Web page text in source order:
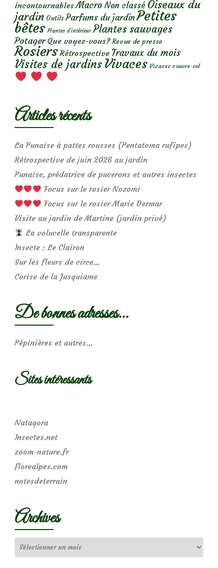
incontournables Macro Non classé Oiseaux du
jardin Outils Parfums du jardinPetites
bêtes Plantes d’intérieur Plantes sauvages
Potager Que voyez-vous? Revue de presse
Rosiers Rétrospective Travaux du mois
Visites de jardins Vivaces Vivaces couvre-sol
Articles récents
La Punaise à pattes rousses (Pentatoma rufipes)
Rétrospective de juin 2026 au jardin
Punaise, prédatrice de pucerons et autres insectes
Focus sur le rosier Nozomi
Focus sur le rosier Marie Dermar
Visite au jardin de Martine (jardin privé)
La volucelle transparente
Insecte : Le Clairon
Sur les fleurs de circe…
Corise de la Jusquiame
De bonnes adresses…
Pépinières et autres…
Sites intéressants
Natagora
Insectes.net
zoom-nature.fr
florealpes.com
notesdeterrain
Archives